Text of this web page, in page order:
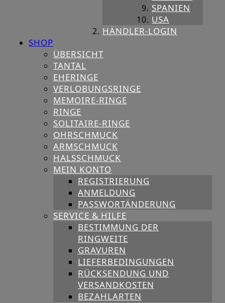
SPANIEN
USA
HÄNDLER-LOGIN
SHOP
ÜBERSICHT
TANTAL
EHERINGE
VERLOBUNGSRINGE
MEMOIRE-RINGE
RINGE
SOLITAIRE-RINGE
OHRSCHMUCK
ARMSCHMUCK
HALSSCHMUCK
MEIN KONTO
REGISTRIERUNG
ANMELDUNG
PASSWORTÄNDERUNG
SERVICE & HILFE
BESTIMMUNG DER
RINGWEITE
GRAVUREN
LIEFERBEDINGUNGEN
RÜCKSENDUNG UND
VERSANDKOSTEN
BEZAHLARTEN